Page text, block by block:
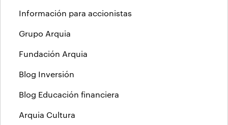
Información para accionistas
Grupo Arquia
Fundación Arquia
Blog Inversión
Blog Educación financiera
Arquia Cultura